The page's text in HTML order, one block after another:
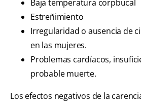
Baja temperatura corpbucal
Estreñimiento
Irregularidad o ausencia de
en las mujeres.
Problemas cardíacos,
probable muerte.
Los efectos negativos de la